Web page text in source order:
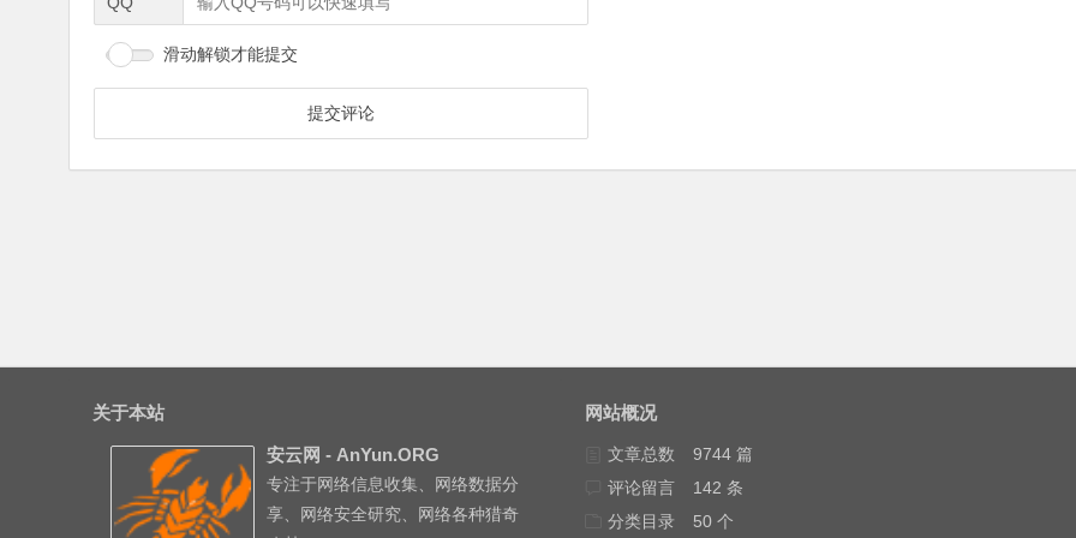
滑动解锁才能提交
关于本站
安云网 - AnYun.ORG
专注于网络信息收集、网络数据分
享、网络安全研究、网络各种猎奇
网站概况
文章总数
9744 篇
评论留言
142 条
分类目录
50 个